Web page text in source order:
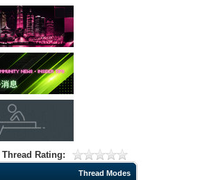
Thread Rating:
Thread Modes